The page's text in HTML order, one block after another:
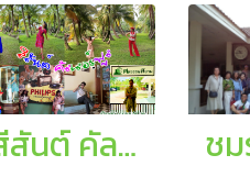
สีสันต์ คัลเลอร์ฟูล @ศตวรรษสยาม